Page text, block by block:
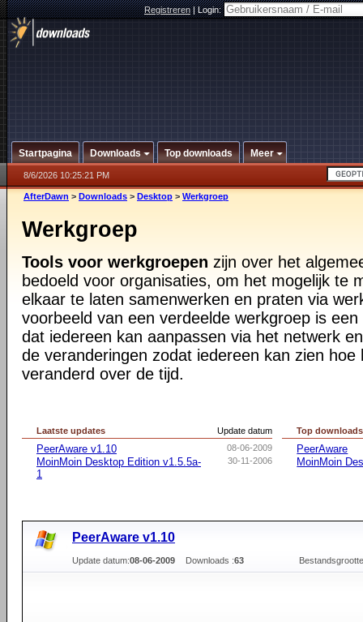
Registreren|Login:
Startpagina Downloads Top downloads Meer
8/6/2026 10:25:21 PM
AfterDawn > Downloads > Desktop > Werkgroep
Werkgroep
Tools voor werkgroepen zijn over het
bedoeld voor organisaties, om het mogelijk te
elkaar te laten samenwerken en praten via
voorbeeld van een verdeelde werkgroep is
dat iedereen kan aanpassen via het netwerk
de veranderingen zodat iedereen kan zien hoe
veranderd over de tijd.
Update datum
Laatste updates
08-06-2009
PeerAware v1.10
30-11-2006
MoinMoin Desktop Edition v1.5.5a-
1
Top downloads
PeerAware
MoinMoin
PeerAware v1.10
Update datum:08-06-2009 Downloads :63